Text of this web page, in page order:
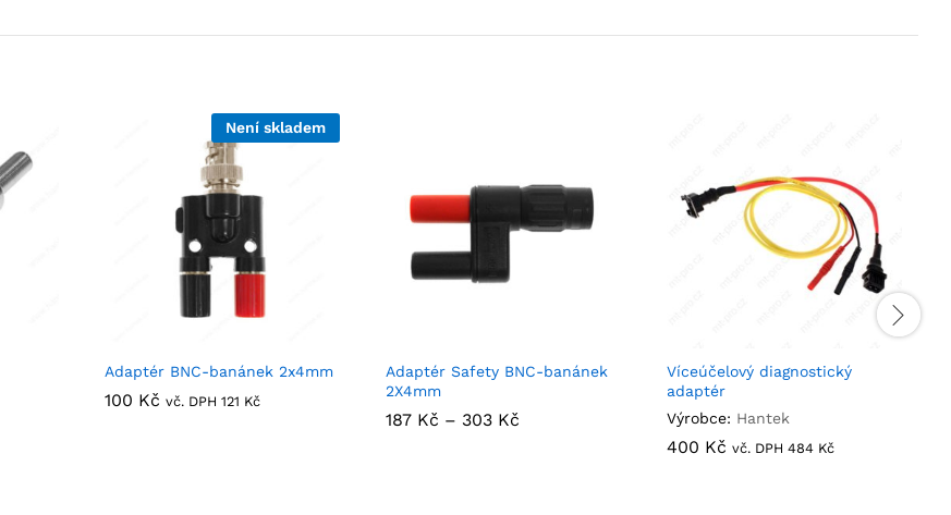
Není skladem
Adaptér BNC-banánek 2x4mm
100 Kč vč. DPH 121 Kč
100 Kč 121 Kč
Adaptér Safety BNC-banánek
2X4mm
187 Kč – 303 Kč
187 Kč 303 Kč
Víceúčelový diagnostický
adaptér
Výrobce: Hantek
400 Kč vč. DPH 484 Kč
400 Kč 484 Kč